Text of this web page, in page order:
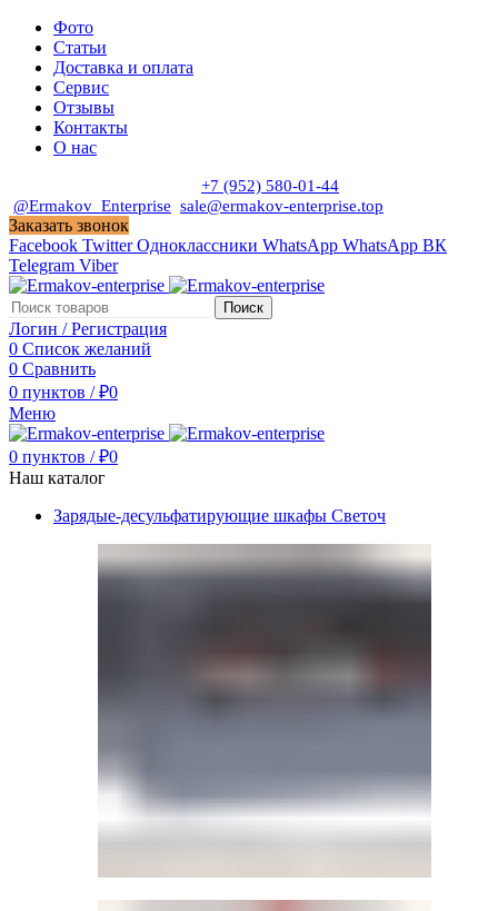
Фото
Статьи
Доставка и оплата
Сервис
Отзывы
Контакты
О нас
+7 (952) 580-01-44
@Ermakov_Enterprise sale@ermakov-enterprise.top
Заказать звонок
Facebook Twitter Одноклассники WhatsApp WhatsApp ВК
Telegram Viber
Поиск
Логин / Регистрация
0 Список желаний
0 Сравнить
0 пунктов / ₽0
Меню
0 пунктов / ₽0
Наш каталог
Зарядые-десульфатирующие шкафы Светоч